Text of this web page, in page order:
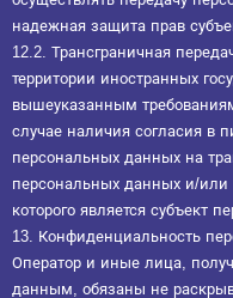
надежная защита прав
12.2. Трансграничная
территории иностранных
вышеуказанным
случае наличия согласия в
персональных данных на
персональных данных и/или
которого является субъект
13. Конфиденциальность
Оператор и иные лица,
данным, обязаны не